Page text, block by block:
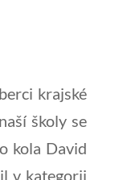
krajské
školy se
kola David
v kategorii